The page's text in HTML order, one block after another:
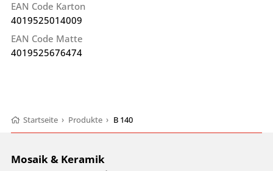
EAN Code Karton
4019525014009
EAN Code Matte
4019525676474
Startseite › Produkte › B 140
Mosaik & Keramik